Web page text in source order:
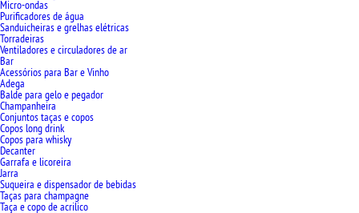
Micro-ondas
Purificadores de água
Sanduicheiras e grelhas elétricas
Torradeiras
Ventiladores e circuladores de ar
Bar
Acessórios para Bar e Vinho
Adega
Balde para gelo e pegador
Champanheira
Conjuntos taças e copos
Copos long drink
Copos para whisky
Decanter
Garrafa e licoreira
Jarra
Suqueira e dispensador de bebidas
Taças para champagne
Taça e copo de acrilico